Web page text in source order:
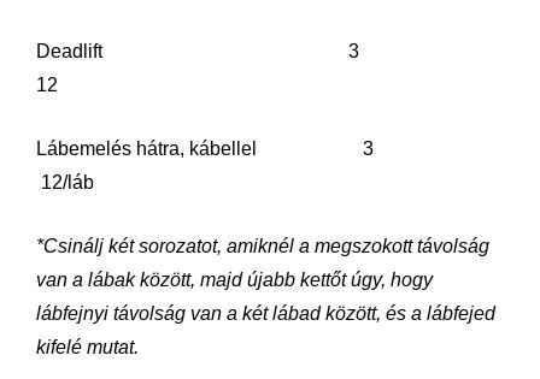
Deadlift 3
12
Lábemelés hátra, kábellel 3
12/láb
*Csinálj két sorozatot, amiknél a megszokott távolság
van a lábak között, majd újabb kettőt úgy, hogy
lábfejnyi távolság van a két lábad között, és a lábfejed
kifelé mutat.